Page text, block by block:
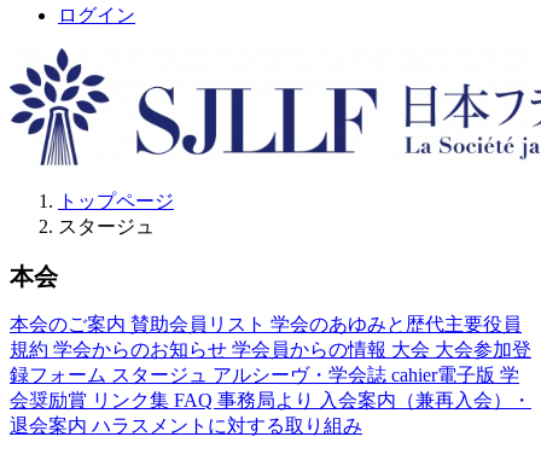
ログイン
トップページ
スタージュ
本会
本会のご案内 賛助会員リスト 学会のあゆみと歴代主要役員
規約 学会からのお知らせ 学会員からの情報 大会 大会参加登
録フォーム スタージュ アルシーヴ・学会誌 cahier電子版 学
会奨励賞 リンク集 FAQ 事務局より
入会案内（兼再入会）・
退会案内 ハラスメントに対する取り組み